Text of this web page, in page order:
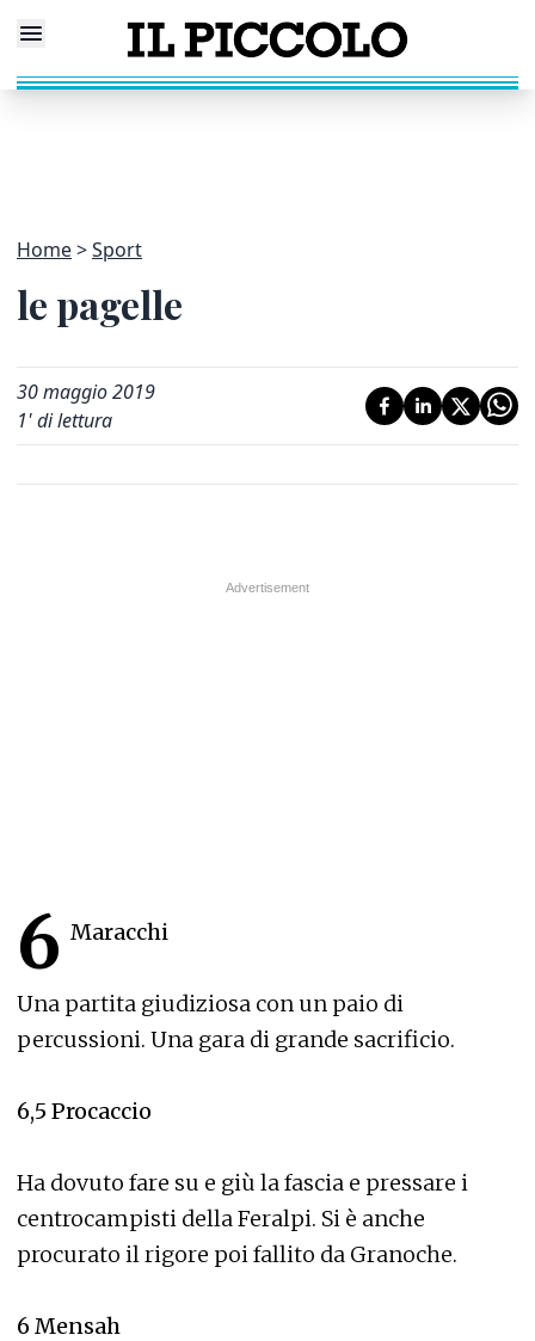
Home Sport
le pagelle
30 maggio 2019
1' di lettura
6 Maracchi
Una partita giudiziosa con un paio di
percussioni. Una gara di grande sacrificio.
6,5 Procaccio
Ha dovuto fare su e giù la fascia e pressare i
centrocampisti della Feralpi. Si è anche
procurato il rigore poi fallito da Granoche.
6 Mensah